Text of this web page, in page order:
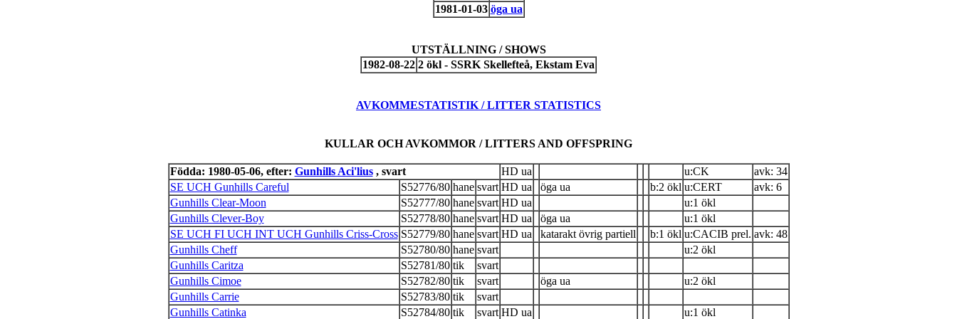
1981-01-03 öga ua
UTSTÄLLNING / SHOWS
1982-08-22 2 ökl - SSRK Skellefteå, Ekstam Eva
AVKOMMESTATISTIK / LITTER STATISTICS
KULLAR OCH AVKOMMOR / LITTERS AND OFFSPRING
Födda: 1980-05-06, efter: Gunhills Aci'lius, svart HD ua u:CK
avk: 34
SE UCH Gunhills Careful
S52776/80 hane svart HD ua öga ua b:2 ökl u:CERT
avk: 6
Gunhills Clear-Moon
S52777/80 hane svart HD ua
u:1 ökl
Gunhills Clever-Boy
S52778/80 hane svart HD ua öga ua
u:1 ökl
SE UCH FI UCH INT UCH Gunhills Criss-Cross S52779/80 hane svart HD ua katarakt övrig partiell b:1 ökl u:CACIB prel. avk: 48
Gunhills Cheff
S52780/80 hane svart
u:2 ökl
Gunhills Caritza
S52781/80 tik
svart
Gunhills Cimoe
S52782/80 tik svart öga ua
u:2 ökl
Gunhills Carrie
S52783/80 tik
svart
Gunhills Catinka
S52784/80 tik svart HD ua u:1 ökl